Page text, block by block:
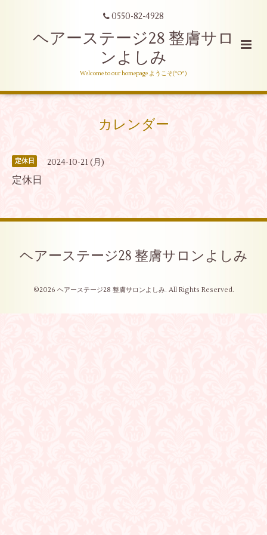
0550-82-4928
ヘアーステージ28 整膚サロ
ンよしみ
Welcome to our homepage ようこそ(^O^)
カレンダー
定休日 2024-10-21 (月)
定休日
ヘアーステージ28 整膚サロンよしみ
©2026 ヘアーステージ28 整膚サロンよしみ. All Rights Reserved.